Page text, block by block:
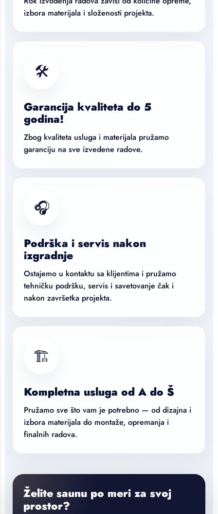
izbora materijala i složenosti projekta.
🛠️
Garancija kvaliteta do 5
godina!
Zbog kvaliteta usluga i materijala pružamo
garanciju na sve izvedene radove.
🎧
Podrška i servis nakon
izgradnje
Ostajemo u kontaktu sa klijentima i pružamo
tehničku podršku, servis i savetovanje čak i
nakon završetka projekta.
🏗️
Kompletna usluga od A do Š
Pružamo sve što vam je potrebno — od dizajna i
izbora materijala do montaže, opremanja i
finalnih radova.
Želite saunu po meri za svoj
prostor?